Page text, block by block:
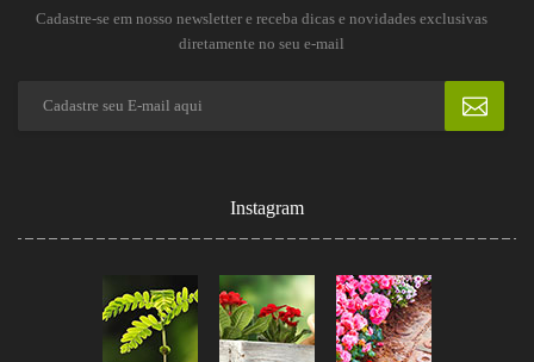
Cadastre-se em nosso newsletter e receba dicas e novidades exclusivas
diretamente no seu e-mail
Instagram